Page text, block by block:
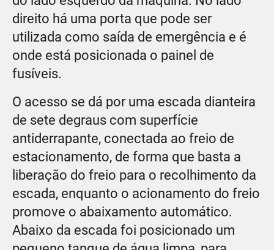
direito há uma porta que pode ser
utilizada como saída de emergência e é
onde está posicionada o painel de
fusíveis.
O acesso se dá por uma escada dianteira
de sete degraus com superfície
antiderrapante, conectada ao freio de
estacionamento, de forma que basta a
liberação do freio para o recolhimento da
escada, enquanto o acionamento do freio
promove o abaixamento automático.
Abaixo da escada foi posicionado um